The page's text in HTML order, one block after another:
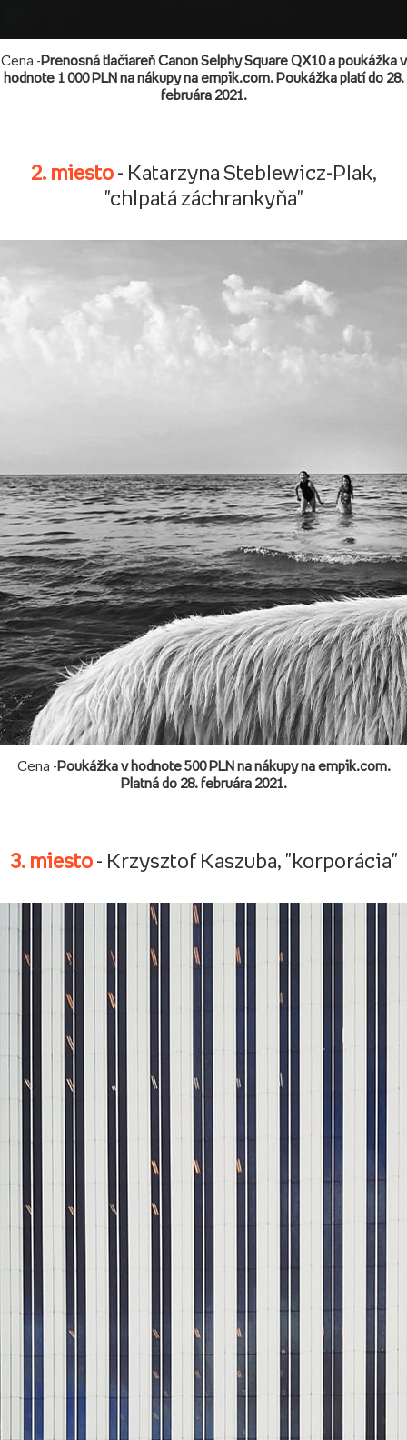
Cena -Prenosná tlačiareň Canon Selphy Square QX10 a poukážka v
hodnote 1 000 PLN na nákupy na empik.com. Poukážka platí do 28.
februára 2021.
2. miesto- Katarzyna Steblewicz-Plak,
"chlpatá záchrankyňa"
Cena -Poukážka v hodnote 500 PLN na nákupy na empik.com.
Platná do 28. februára 2021.
3. miesto- Krzysztof Kaszuba, "korporácia"